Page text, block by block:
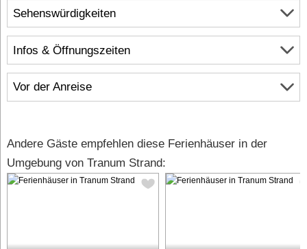
Infos & Öffnungszeiten
Vor der Anreise
Sehenswürdigkeiten
Andere Gäste empfehlen diese Ferienhäuser in der
Umgebung von Tranum Strand: